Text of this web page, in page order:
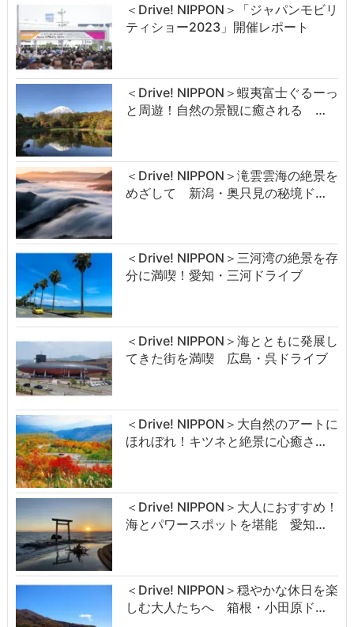
＜Drive! NIPPON＞「ジャパンモビリ
ティショー2023」開催レポート
＜Drive! NIPPON＞蝦夷富士ぐるーっ
と周遊！自然の景観に癒される …
＜Drive! NIPPON＞滝雲雲海の絶景を
めざして 新潟・奥只見の秘境ド…
＜Drive! NIPPON＞三河湾の絶景を存
分に満喫！愛知・三河ドライブ
＜Drive! NIPPON＞海とともに発展し
てきた街を満喫 広島・呉ドライブ
＜Drive! NIPPON＞大自然のアートに
ほれぼれ！キツネと絶景に心癒さ…
＜Drive! NIPPON＞大人におすすめ！
海とパワースポットを堪能 愛知…
＜Drive! NIPPON＞穏やかな休日を楽
しむ大人たちへ 箱根・小田原ド…